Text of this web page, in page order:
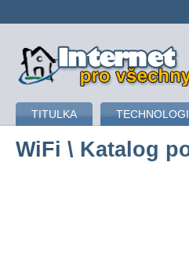
připojení k internetu
TITULKA
WiFi \ Katalog